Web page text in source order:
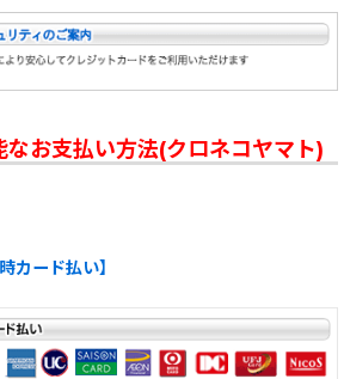
お支払い方法(クロネコヤマト)
カード払い】